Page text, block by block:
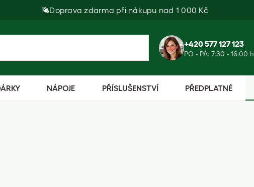
Doprava zdarma při nákupu nad 1 000 Kč
+420 577 127 123
PO - PÁ: 7:30 - 16:00 h
NÁPOJE PŘÍSLUŠENSTVÍ PŘEDPLATNÉ